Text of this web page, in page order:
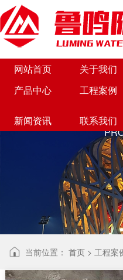
网站首页
关于我们
产品中心
工程案例
新闻资讯
联系我们
产品
当前位置： 首页 > 工程案